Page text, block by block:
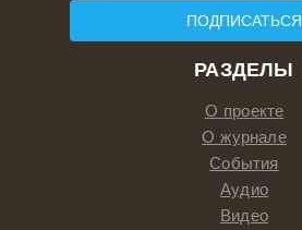
РАЗДЕЛЫ
О проекте
О журнале
События
Аудио
Видео
ПОДПИСАТЬСЯ